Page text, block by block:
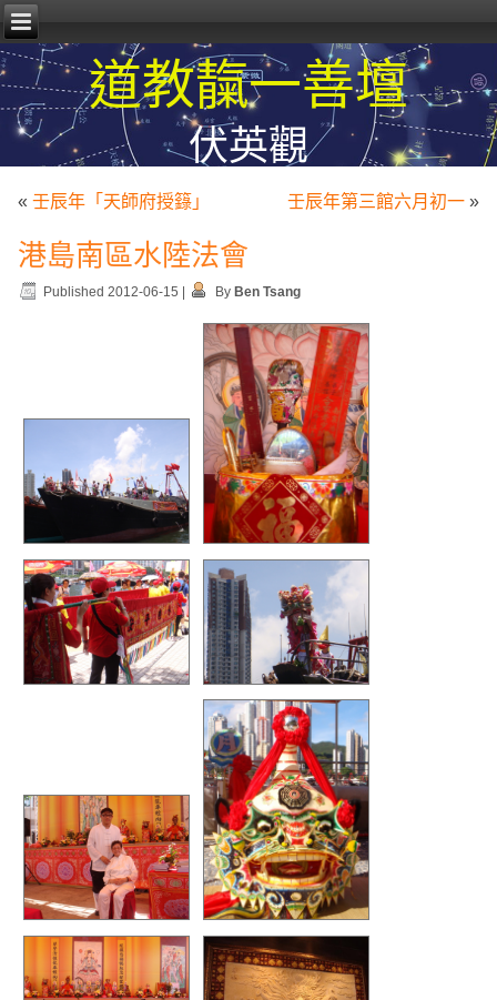
道教靝一善壇
伏英觀
«壬辰年「天師府授籙」 壬辰年第三館六月初一»
港島南區水陸法會
Published 2012-06-15 | By Ben Tsang